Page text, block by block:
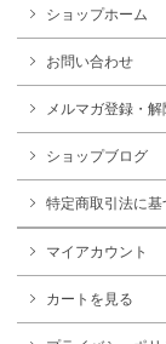
ショップホーム
お問い合わせ
メルマガ登録・解
ショップブログ
特定商取引法に基
マイアカウント
カートを見る